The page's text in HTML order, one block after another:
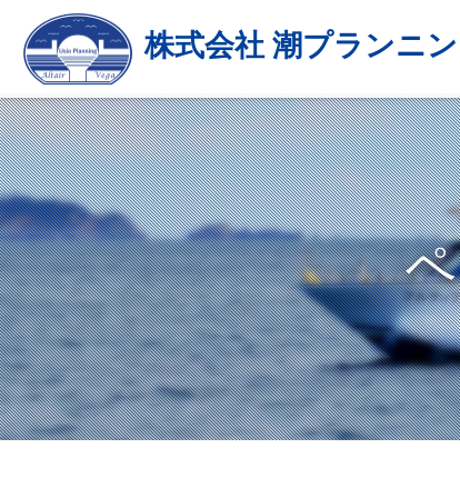
株式会社 潮プランニ